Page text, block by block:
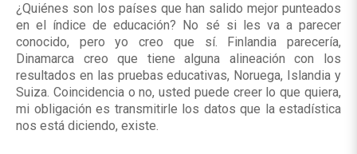
¿Quiénes son los países que han salido mejor punteados
en el índice de educación? No sé si les va a parecer
conocido, pero yo creo que sí. Finlandia parecería,
Dinamarca creo que tiene alguna alineación con los
resultados en las pruebas educativas, Noruega, Islandia y
Suiza. Coincidencia o no, usted puede creer lo que quiera,
mi obligación es transmitirle los datos que la estadística
nos está diciendo, existe.